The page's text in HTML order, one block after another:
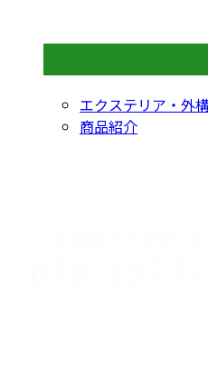
エクステリア・外
商品紹介